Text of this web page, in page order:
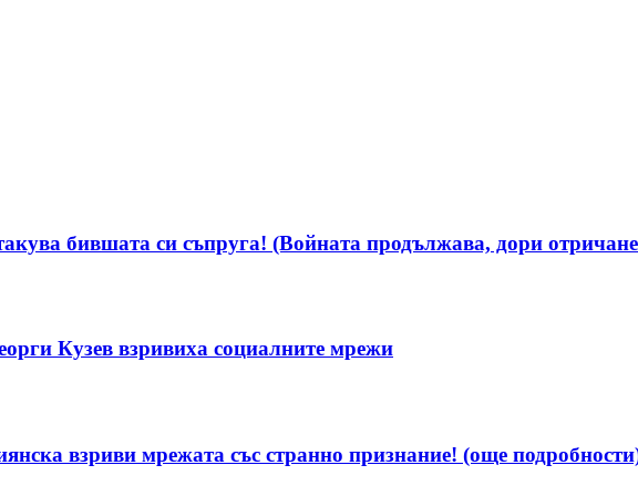
бившата си съпруга! (Войната продължава, дори
Кузев взривиха социалните мрежи
взриви мрежата със странно признание! (още